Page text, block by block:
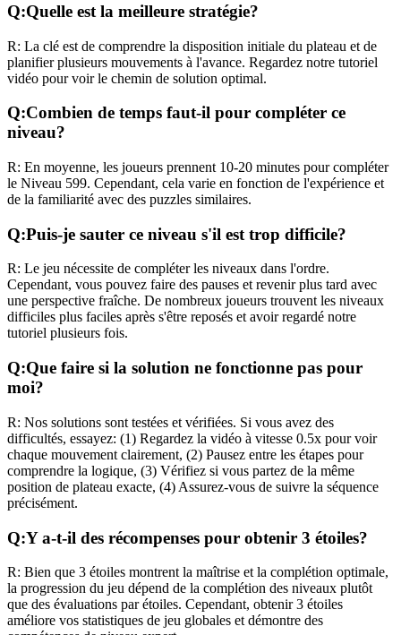
Q:Quelle est la meilleure stratégie?
R: La clé est de comprendre la disposition initiale du plateau et de
planifier plusieurs mouvements à l'avance. Regardez notre tutoriel
vidéo pour voir le chemin de solution optimal.
Q:Combien de temps faut-il pour compléter ce
niveau?
R: En moyenne, les joueurs prennent 10-20 minutes pour compléter
le Niveau 599. Cependant, cela varie en fonction de l'expérience et
de la familiarité avec des puzzles similaires.
Q:Puis-je sauter ce niveau s'il est trop difficile?
R: Le jeu nécessite de compléter les niveaux dans l'ordre.
Cependant, vous pouvez faire des pauses et revenir plus tard avec
une perspective fraîche. De nombreux joueurs trouvent les niveaux
difficiles plus faciles après s'être reposés et avoir regardé notre
tutoriel plusieurs fois.
Q:Que faire si la solution ne fonctionne pas pour
moi?
R: Nos solutions sont testées et vérifiées. Si vous avez des
difficultés, essayez: (1) Regardez la vidéo à vitesse 0.5x pour voir
chaque mouvement clairement, (2) Pausez entre les étapes pour
comprendre la logique, (3) Vérifiez si vous partez de la même
position de plateau exacte, (4) Assurez-vous de suivre la séquence
précisément.
Q:Y a-t-il des récompenses pour obtenir 3 étoiles?
R: Bien que 3 étoiles montrent la maîtrise et la complétion optimale,
la progression du jeu dépend de la complétion des niveaux plutôt
que des évaluations par étoiles. Cependant, obtenir 3 étoiles
améliore vos statistiques de jeu globales et démontre des